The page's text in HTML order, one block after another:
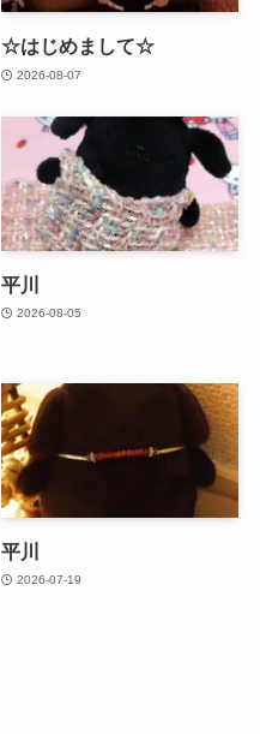
☆はじめまして☆
2026-08-07
平川
2026-08-05
平川
2026-07-19